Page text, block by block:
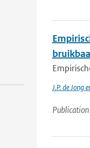
J.P. de Jong
Publication